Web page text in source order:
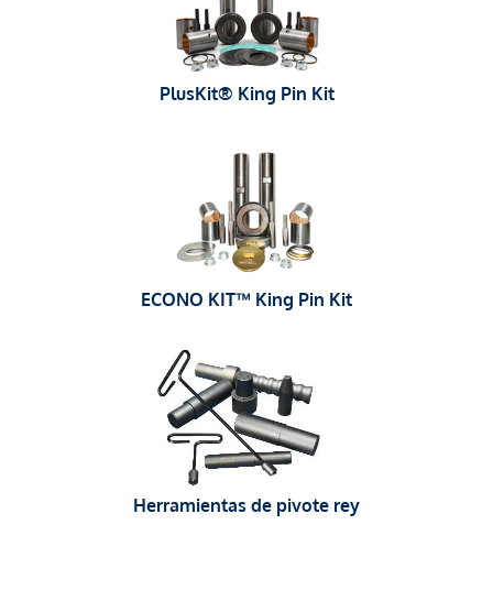
PlusKit® King Pin Kit
ECONO KIT™ King Pin Kit
Herramientas de pivote rey